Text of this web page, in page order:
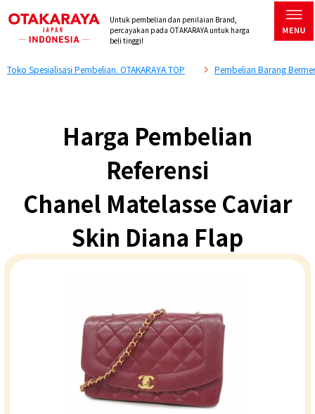
Untuk pembelian dan penilaian Brand,
percayakan pada OTAKARAYA untuk harga
beli tinggi!
Toko Spesialisasi Pembelian. OTAKARAYA TOP Pembelian Barang
Harga Pembelian
Referensi
Chanel Matelasse Caviar
Skin Diana Flap